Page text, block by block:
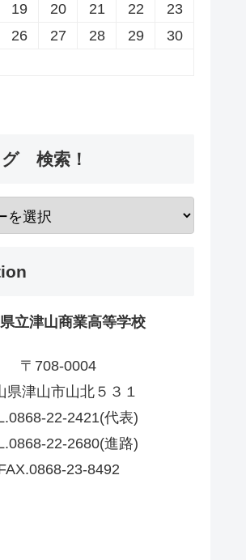
19 20 21 22
23
26 27 28 29
30
検索！
立津山商業高等学校
〒708-0004
県津山市山北５３１
22-2421(代表)
22-2680(進路)
23-8492